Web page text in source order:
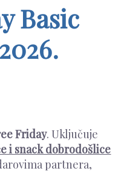
Basic
Friday. Uključuje
i snack dobrodošlice
partnera,